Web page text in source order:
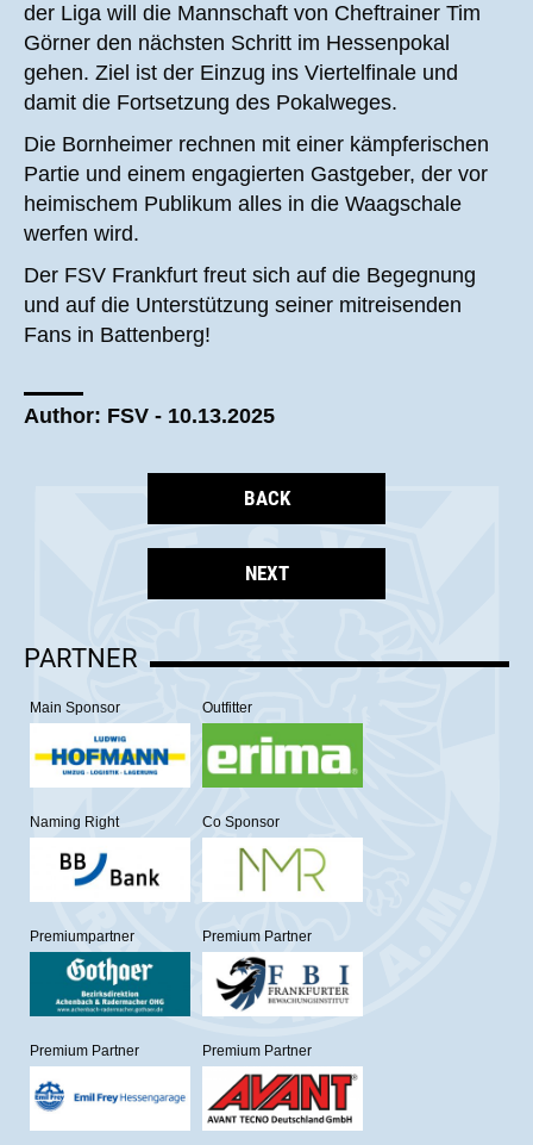
der Liga will die Mannschaft von Cheftrainer Tim
Görner den nächsten Schritt im Hessenpokal
gehen. Ziel ist der Einzug ins Viertelfinale und
damit die Fortsetzung des Pokalweges.
Die Bornheimer rechnen mit einer kämpferischen
Partie und einem engagierten Gastgeber, der vor
heimischem Publikum alles in die Waagschale
werfen wird.
Der FSV Frankfurt freut sich auf die Begegnung
und auf die Unterstützung seiner mitreisenden
Fans in Battenberg!
Author: FSV - 10.13.2025
BACK
NEXT
PARTNER
Main Sponsor Outfitter
Naming Right Co Sponsor
Premiumpartner Premium Partner
Premium Partner Premium Partner